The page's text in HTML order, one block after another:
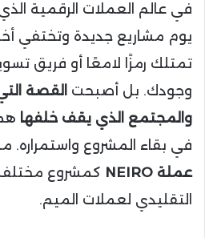
في عالم العملات الرقمية
يوم مشاريع جديدة وتختفي
تمتلك رمزًا لامعًا أو فريق
وجودك. بل أصبحت القصة
والمجتمع الذي يقف خلفها
في بقاء المشروع واستمراره.
عملة NEIRO
كمشروع
التقليدي لعملات الميم.